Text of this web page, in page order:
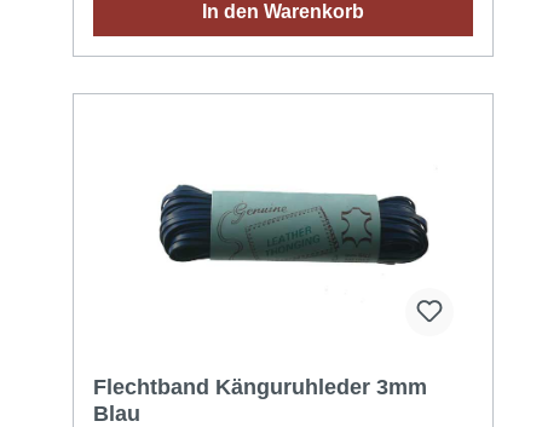
In den Warenkorb
Flechtband Känguruhleder 3mm
Blau